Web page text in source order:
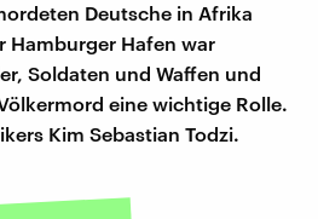
Deutsche in Afrika
Hamburger Hafen war
Soldaten und Waffen und
eine wichtige Rolle.
Kim Sebastian Todzi.